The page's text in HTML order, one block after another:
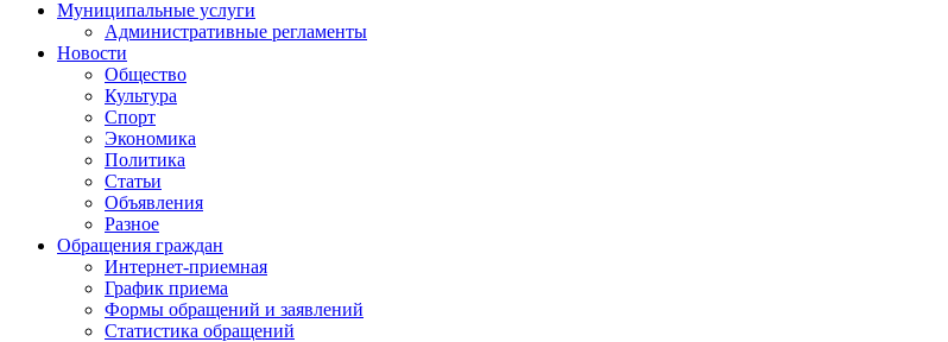
Муниципальные услуги
Административные регламенты
Новости
Общество
Культура
Спорт
Экономика
Политика
Статьи
Объявления
Разное
Обращения граждан
Интернет-приемная
График приема
Формы обращений и заявлений
Статистика обращений